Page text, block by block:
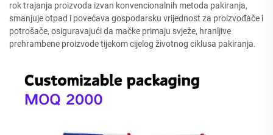
rok trajanja proizvoda izvan konvencionalnih metoda pakiranja,
smanjuje otpad i povećava gospodarsku vrijednost za proizvođače i
potrošače, osiguravajući da mačke primaju svježe, hranljive
prehrambene proizvode tijekom cijelog životnog ciklusa pakiranja.